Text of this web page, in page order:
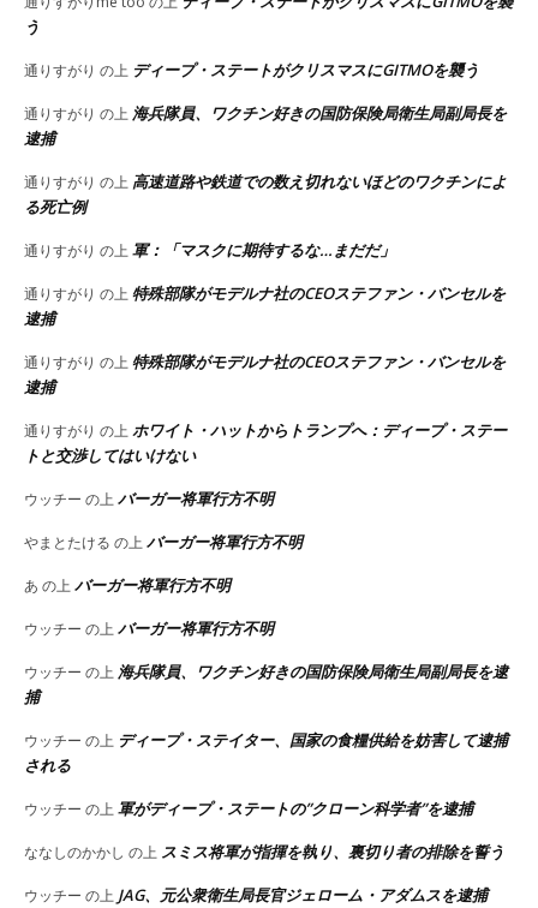
う
通りすがり の上 ディープ・ステートがクリスマスにGITMOを襲う
通りすがり の上 海兵隊員、ワクチン好きの国防保険局衛生局副局長を
逮捕
通りすがり の上 高速道路や鉄道での数え切れないほどのワクチンによ
る死亡例
通りすがり の上軍：「マスクに期待するな…まだだ」
通りすがり の上特殊部隊がモデルナ社のCEOステファン・バンセルを
逮捕
通りすがり の上特殊部隊がモデルナ社のCEOステファン・バンセルを
逮捕
通りすがり の上ホワイト・ハットからトランプへ：ディープ・ステー
トと交渉してはいけない
ウッチー の上バーガー将軍行方不明
やまとたける の上バーガー将軍行方不明
あ の上バーガー将軍行方不明
ウッチー の上バーガー将軍行方不明
ウッチー の上 海兵隊員、ワクチン好きの国防保険局衛生局副局長を逮
捕
ウッチー の上 ディープ・ステイター、国家の食糧供給を妨害して逮捕
される
ウッチー の上軍がディープ・ステートの”クローン科学者”を逮捕
ななしのかかし の上 スミス将軍が指揮を執り、裏切り者の排除を誓う
ウッチー の上 JAG、元公衆衛生局長官ジェローム・アダムスを逮捕